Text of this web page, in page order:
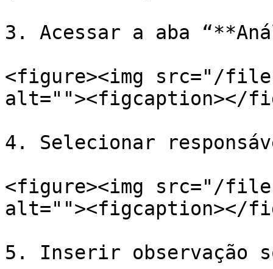
3. Acessar a aba
<figure><img src="/
alt=""><figcaption></
4. Selecionar
<figure><img src="/
alt=""><figcaption></
5. Inserir observação